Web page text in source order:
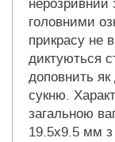
нерозривний
головними
прикрасу не
диктуються
доповнить як
сукню.
загальною
19.5х9.5 мм